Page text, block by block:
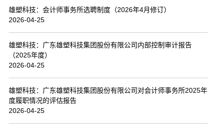
雄塑科技：会计师事务所选聘制度（2026年4月修订）
2026-04-25
雄塑科技：广东雄塑科技集团股份有限公司内部控制审计报告
（2025年度）
2026-04-25
雄塑科技：广东雄塑科技集团股份有限公司对会计师事务所2025年
度履职情况的评估报告
2026-04-25